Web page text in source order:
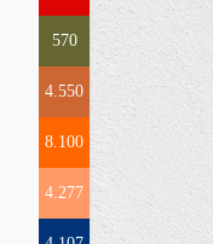
570
4.550
8.100
4.277